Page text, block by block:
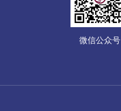
微信公众号